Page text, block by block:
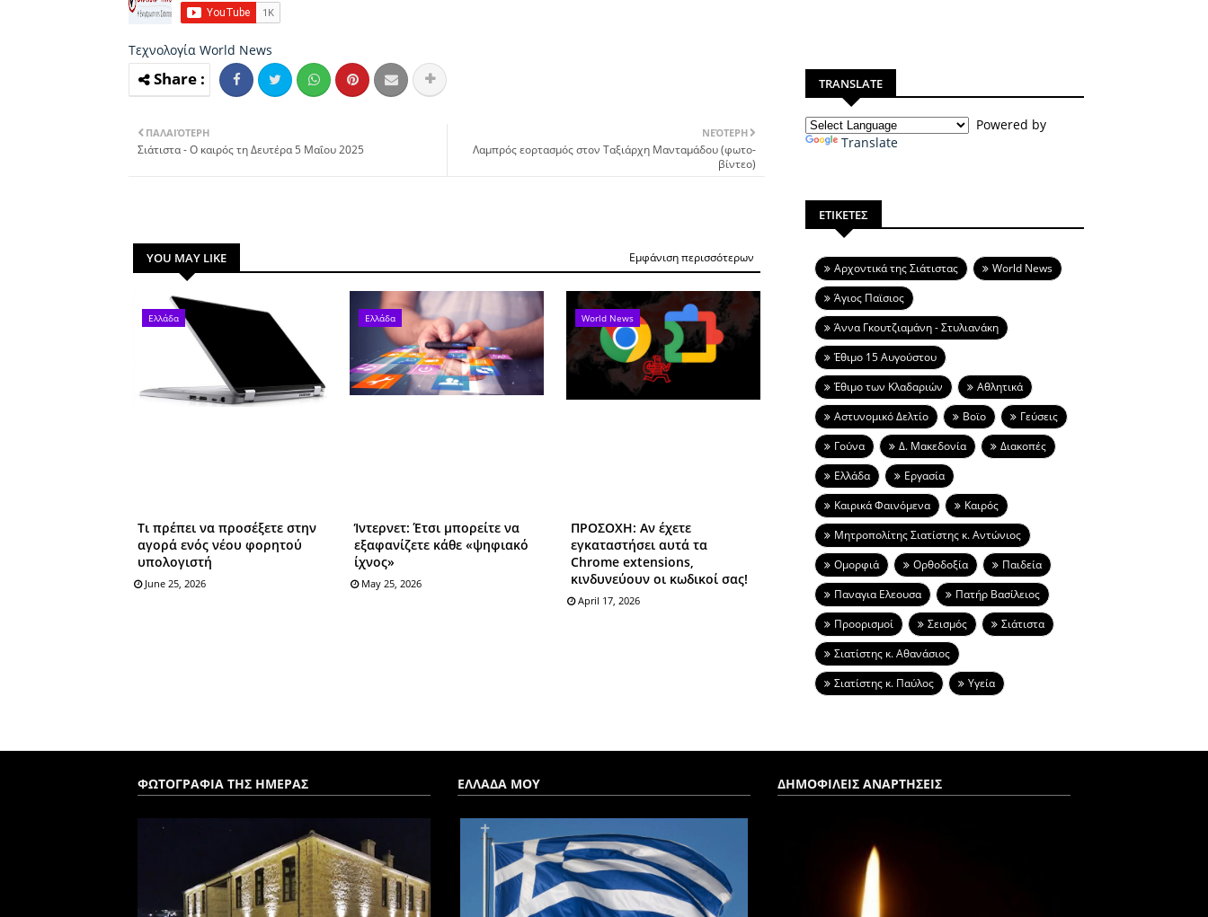
Τεχνολογία World News
ΝΕΌΤΕΡΗ
Λαμπρός εορτασμός στον Ταξιάρχη Μανταμάδου (φωτο-
βίντεο)
ΠΑΛΑΙΌΤΕΡΗ
Σιάτιστα - Ο καιρός τη Δευτέρα 5 Μαΐου 2025
YOU MAY LIKE Εμφάνιση περισσότερων
Ελλάδα
Τι πρέπει να προσέξετε στην
αγορά ενός νέου φορητού
υπολογιστή
June 25, 2026
Ελλάδα
Ίντερνετ: Έτσι μπορείτε να
εξαφανίζετε κάθε «ψηφιακό
ίχνος»
May 25, 2026
World News
ΠΡΟΣΟΧΗ: Αν έχετε
εγκαταστήσει αυτά τα
Chrome extensions,
κινδυνεύουν οι κωδικοί σας!
April 17, 2026
TRANSLATE
Powered by
Translate
ΕΤΙΚΕΤΕΣ
Aρχοντικά της Σιάτιστας
World News
Άγιος Παϊσιος
Άννα Γκουτζιαμάνη - Στυλιανάκη
Έθιμο 15 Αυγούστου
Έθιμο των Κλαδαριών
Αθλητικά
Αστυνομικό Δελτίο
Βοϊο
Γεύσεις
Γούνα
Δ. Μακεδονία
Διακοπές
Ελλάδα
Εργασία
Καιρικά Φαινόμενα
Καιρός
Μητροπολίτης Σιατίστης κ. Αντώνιος
Ομορφιά
Ορθοδοξία
Παιδεία
Παναγια Ελεουσα
Πατήρ Βασίλειος
Προορισμοί
Σεισμός
Σιάτιστα
Σιατίστης κ. Αθανάσιος
Σιατίστης κ. Παύλος
Υγεία
ΦΩΤΟΓΡΑΦΙΑ ΤΗΣ ΗΜΕΡΑΣ ΕΛΛΑΔΑ ΜΟΥ ΔΗΜΟΦΙΛΕΙΣ ΑΝΑΡΤΗΣΕΙΣ